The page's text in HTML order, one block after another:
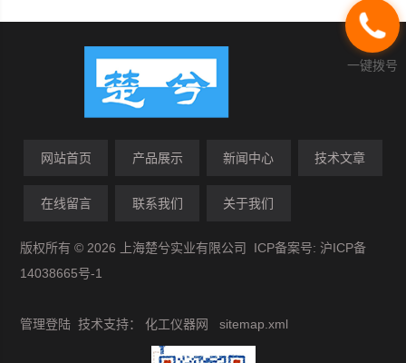
网站首页 产品展示 新闻中心 技术文章
在线留言 联系我们 关于我们
版权所有 © 2026 上海楚兮实业有限公司 ICP备案号:沪ICP备
14038665号-1
管理登陆 技术支持：化工仪器网 sitemap.xml
一键拨号